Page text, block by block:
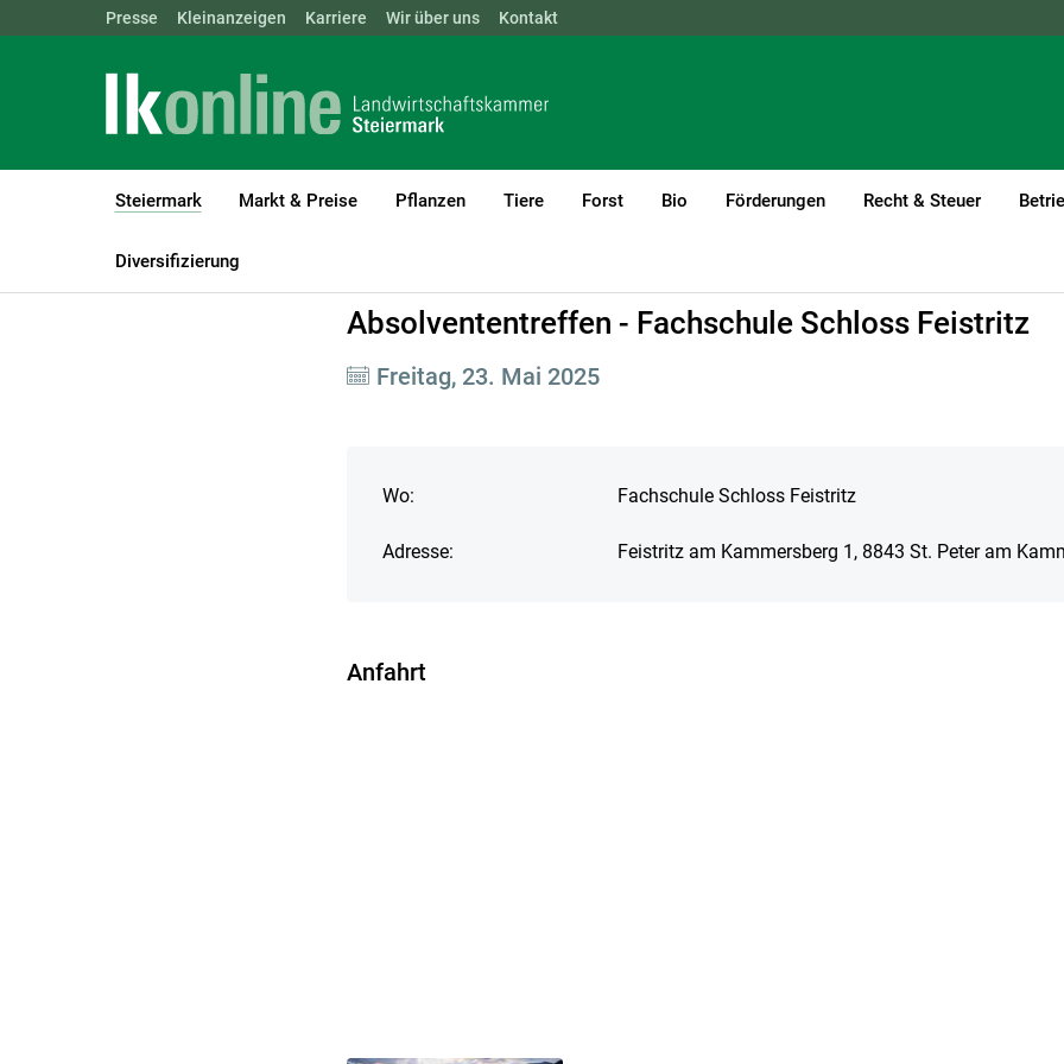
Landwirtschaftskammern: ÖSTERREICH BGLD KTN NÖ
Presse Kleinanzeigen Karriere Wir über uns Kontakt
Steiermark
(current)1
Markt & Preise Pflanzen Tiere Forst Bio Förderungen Recht & Steuer
Diversifizierung
LK Steiermark Steiermark
Absolvententreffen - Fachschule Schloss Feistritz
Freitag, 23. Mai 2025
Wo: Fachschule Schloss Feistritz
Adresse: Feistritz am Kammersberg 1, 8843 St. Peter am
Anfahrt